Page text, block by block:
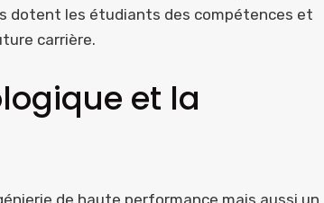
dotent les étudiants des compétences et
carrière.
et la
de haute performance mais aussi un